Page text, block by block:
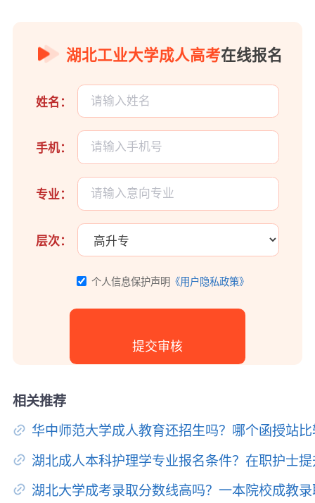
湖北工业大学成人高考在线报名
姓名：
手机：
专业：
层次：
个人信息保护声明 《用户隐私政策》
相关推荐
华中师范大学成人教育还招生吗？哪个函授站
湖北成人本科护理学专业报名条件？在职护士
湖北大学成考录取分数线高吗？一本院校成教